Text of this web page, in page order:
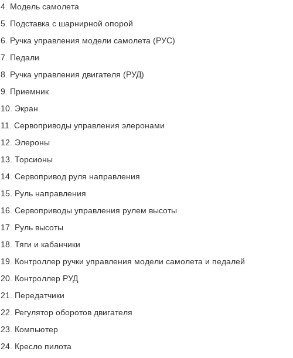
4. Модель самолета
5. Подставка с шарнирной опорой
6. Ручка управления модели самолета (РУС)
7. Педали
8. Ручка управления двигателя (РУД)
9. Приемник
10. Экран
11. Сервоприводы управления элеронами
12. Элероны
13. Торсионы
14. Сервопривод руля направления
15. Руль направления
16. Сервоприводы управления рулем высоты
17. Руль высоты
18. Тяги и кабанчики
19. Контроллер ручки управления модели самолета и педалей
20. Контроллер РУД
21. Передатчики
22. Регулятор оборотов двигателя
23. Компьютер
24. Кресло пилота